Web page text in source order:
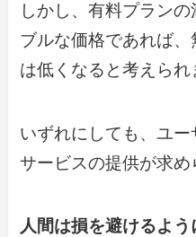
しかし、有料プラン
ブルな価格であれば
は低くなると考えられ
いずれにしても、ユ
サービスの提供が求め
人間は損を避けるよ